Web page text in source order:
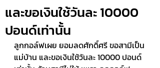
และขอเงินใช้วันละ 10000
ปอนด์เท่านั้น
ลูกกอล์ฟเผย ยอมลดศักดิ์ศรี ขอสามีเป็น
แม่บ้าน และขอเงินใช้วันละ 10000 ปอนด์